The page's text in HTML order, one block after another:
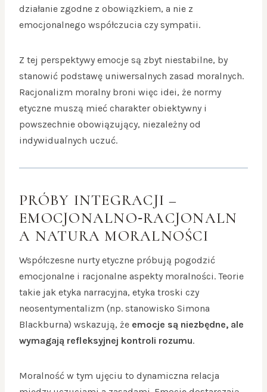
działanie zgodne z obowiązkiem, a nie z
emocjonalnego współczucia czy sympatii.
Z tej perspektywy emocje są zbyt niestabilne, by
stanowić podstawę uniwersalnych zasad moralnych.
Racjonalizm moralny broni więc idei, że normy
etyczne muszą mieć charakter obiektywny i
powszechnie obowiązujący, niezależny od
indywidualnych uczuć.
PRÓBY INTEGRACJI –
EMOCJONALNO‑RACJONALN
A NATURA MORALNOŚCI
Współczesne nurty etyczne próbują pogodzić
emocjonalne i racjonalne aspekty moralności. Teorie
takie jak etyka narracyjna, etyka troski czy
neosentymentalizm (np. stanowisko Simona
Blackburna) wskazują, że emocje są niezbędne, ale
wymagają refleksyjnej kontroli rozumu.
Moralność w tym ujęciu to dynamiczna relacja